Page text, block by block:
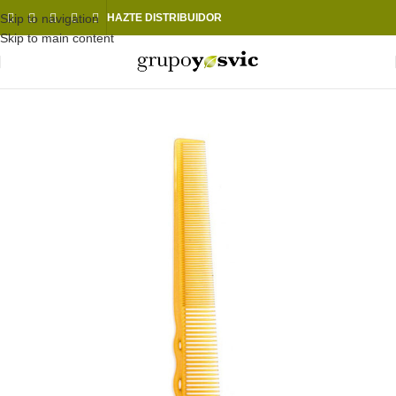
Skip to navigation
Skip to main content
HAZTE DISTRIBUIDOR